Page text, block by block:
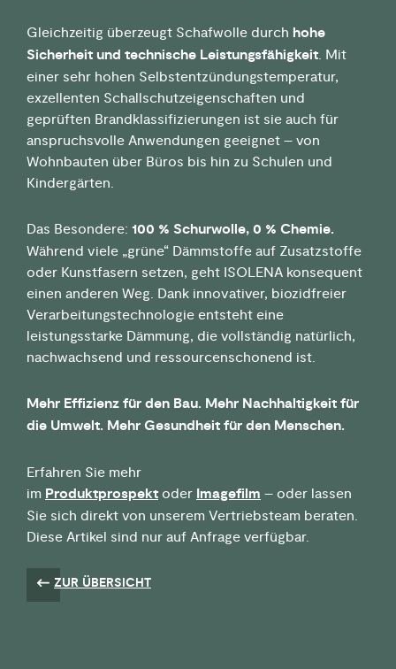
Gleichzeitig überzeugt Schafwolle durch hohe
Sicherheit und technische Leistungsfähigkeit. Mit
einer sehr hohen Selbstentzündungstemperatur,
exzellenten Schallschutzeigenschaften und
geprüften Brandklassifizierungen ist sie auch für
anspruchsvolle Anwendungen geeignet – von
Wohnbauten über Büros bis hin zu Schulen und
Kindergärten.
Das Besondere: 100 % Schurwolle, 0 % Chemie.
Während viele „grüne“ Dämmstoffe auf Zusatzstoffe
oder Kunstfasern setzen, geht ISOLENA konsequent
einen anderen Weg. Dank innovativer, biozidfreier
Verarbeitungstechnologie entsteht eine
leistungsstarke Dämmung, die vollständig natürlich,
nachwachsend und ressourcenschonend ist.
Mehr Effizienz für den Bau. Mehr Nachhaltigkeit für
die Umwelt. Mehr Gesundheit für den Menschen.
Erfahren Sie mehr
im Produktprospekt oder Imagefilm – oder lassen
Sie sich direkt von unserem Vertriebsteam beraten.
Diese Artikel sind nur auf Anfrage verfügbar.
ZUR ÜBERSICHT